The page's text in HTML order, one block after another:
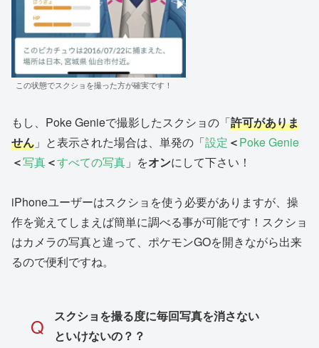
この状態でスクショを撮った方が確実です！
もし、Poke Genieで撮影したスクショの「許可がありま
せん 」と表示された場合は、単発の「設定 ＜Poke Genie
＜写真＜すべての写真 」をオンにして下さい！
iPhoneユーザーはスクショを使う必要がありますが、操
作を覚えてしまえば簡単に調べる事が可能です！スクショ
はカメラの写真と違って、ポケモンGOを開きながら出来
るので便利ですね。
Q
スクショを撮る度に毎回写真を消さない
といけないの？？